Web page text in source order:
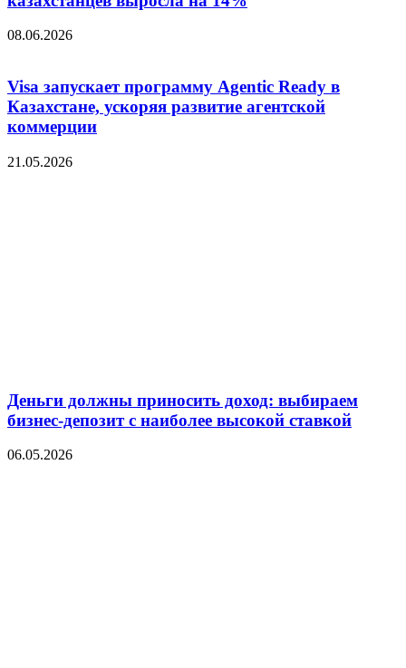
08.06.2026
Visa запускает программу Agentic Ready в
Казахстане, ускоряя развитие агентской
коммерции
21.05.2026
Деньги должны приносить доход: выбираем
бизнес-депозит с наиболее высокой ставкой
06.05.2026